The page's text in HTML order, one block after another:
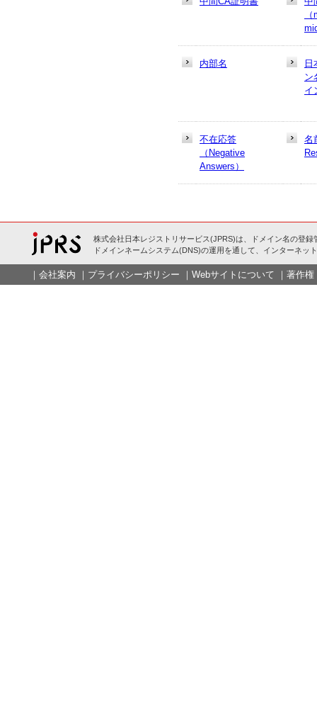
内部名
ン
イ
不在応答
（Negative
Answers）
名
株式会社日本レジストリサービス(JPRS)は、ドメイン名の登録
ドメインネームシステム(DNS)の運用を通して、インターネッ
｜ 会社案内 ｜ プライバシーポリシー ｜ Webサイトについて ｜ 著作権